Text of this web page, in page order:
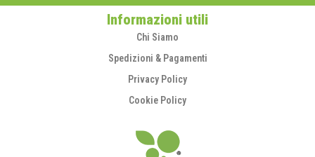
Informazioni utili
Chi Siamo
Spedizioni & Pagamenti
Privacy Policy
Cookie Policy